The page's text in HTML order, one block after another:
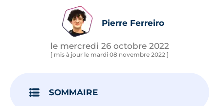
Pierre Ferreiro
le mercredi 26 octobre 2022
[ mis à jour le mardi 08 novembre 2022 ]
SOMMAIRE